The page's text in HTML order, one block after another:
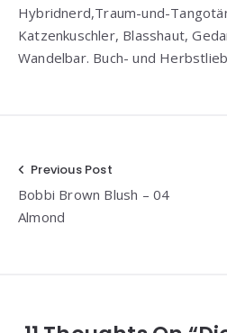
Hybridnerd,Traum-und-
Katzenkuschler, Blasshaut,
Wandelbar. Buch- und
Beitragsnavigation
Previous Post
Bobbi Brown Blush – 04
Almond